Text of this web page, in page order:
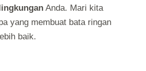
Anda. Mari kita
yang membuat bata ringan
baik.